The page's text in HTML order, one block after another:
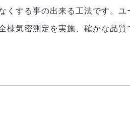
くする事の出来る工法です。ユ
棟気密測定を実施、確かな品質